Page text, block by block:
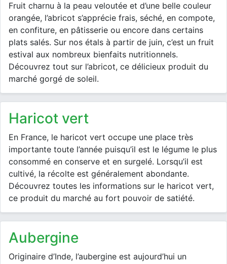
Fruit charnu à la peau veloutée et d’une belle couleur
orangée, l’abricot s’apprécie frais, séché, en compote,
en confiture, en pâtisserie ou encore dans certains
plats salés. Sur nos étals à partir de juin, c’est un fruit
estival aux nombreux bienfaits nutritionnels.
Découvrez tout sur l’abricot, ce délicieux produit du
marché gorgé de soleil.
haricot vert
En France, le haricot vert occupe une place très
importante toute l’année puisqu’il est le légume le plus
consommé en conserve et en surgelé. Lorsqu’il est
cultivé, la récolte est généralement abondante.
Découvrez toutes les informations sur le haricot vert,
ce produit du marché au fort pouvoir de satiété.
aubergine
Originaire d’Inde, l’aubergine est aujourd’hui un